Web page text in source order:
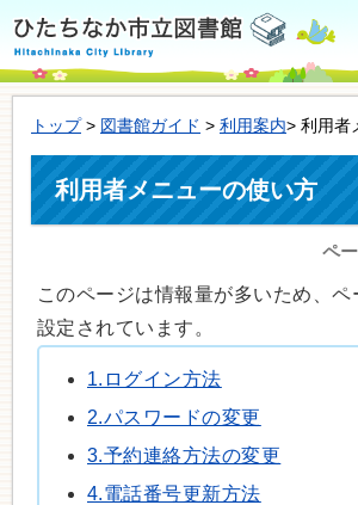
トップ> 図書館ガイド > 利用案内> 利用者
利用者メニューの使い方
ペ
このページは情報量が多いため、
設定されています。
1.ログイン方法
2.パスワードの変更
3.予約連絡方法の変更
4.電話番号更新方法